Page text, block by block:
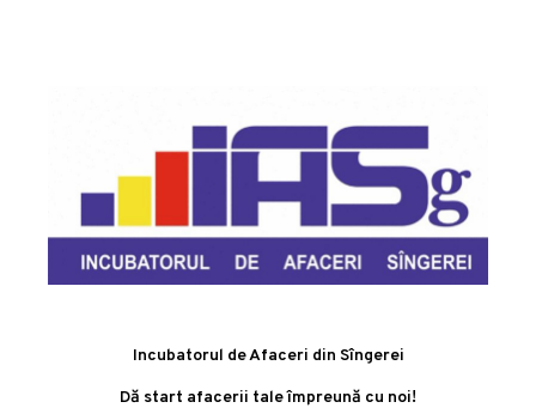
Incubatorul de Afaceri din Sîngerei
Dă start afacerii tale împreună cu noi!